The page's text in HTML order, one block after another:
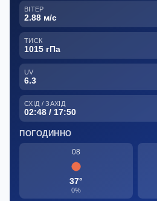
ВІТЕР
2.88 м/с
ТИСК
1015 гПа
UV
6.3
СХІД / ЗАХІД
02:48 / 17:50
ПОГОДИННО
08
37°
0%